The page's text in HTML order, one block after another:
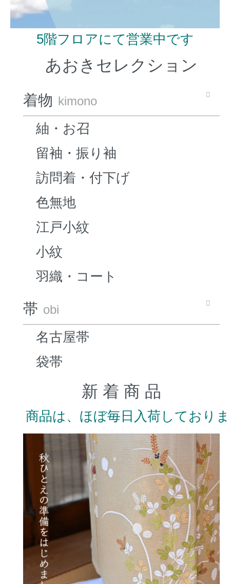
5階フロアにて営業中です
あおきセレクション
着物 kimono
紬・お召
留袖・振り袖
訪問着・付下げ
色無地
江戸小紋
小紋
羽織・コート
帯 obi
名古屋帯
袋帯
新 着 商 品
商品は、ほぼ毎日入荷しており